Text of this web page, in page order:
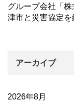
グループ会社「
津市と災害協定を
アーカイブ
2026年8月